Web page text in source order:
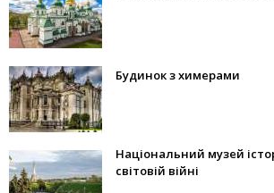
Будинок з химерами
Національний музей
світовій війні